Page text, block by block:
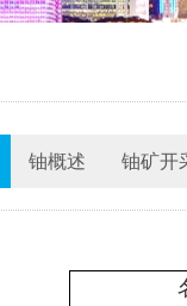
铀概述 铀矿开